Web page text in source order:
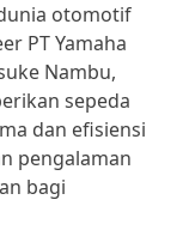
otomotif
PT Yamaha
Nambu,
sepeda
dan efisiensi
pengalaman
bagi